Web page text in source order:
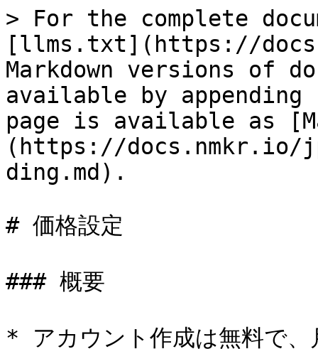
> For the complete
[llms.txt](https://
Markdown versions of
available by
page is available as
(https://docs.nmkr.io/
ding.md).
# 価格設定
### 概要
* アカウント作成は無料で、